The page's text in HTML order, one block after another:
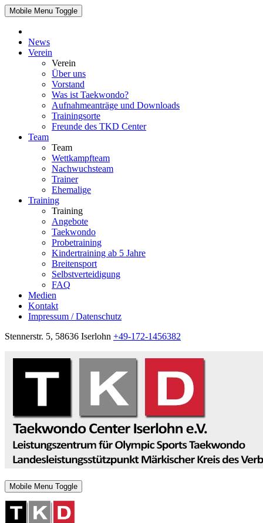
Mobile Menu Toggle
News
Verein
Verein
Über uns
Vorstand
Was ist Taekwondo?
Aufnahmeanträge und Downloads
Trainingsorte
Freunde des TKD Center
Team
Team
Wettkampfteam
Nachwuchsteam
Trainer
Ehemalige
Training
Training
Angebote
Taekwondo
Probetraining
Kindertraining ab 5 Jahre
Breitensport
Selbstverteidigung
FAQ
Medien
Kontakt
Impressum / Datenschutz
Stennerstr. 5, 58636 Iserlohn +49-172-1456382
Mobile Menu Toggle